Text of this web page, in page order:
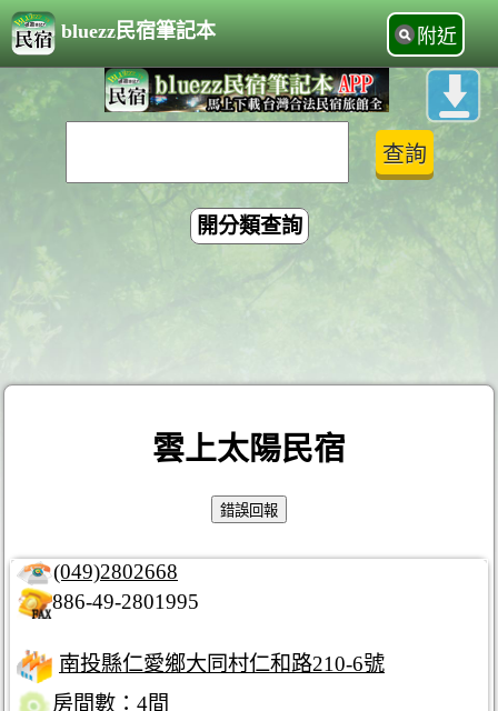
bluezz民宿筆記本 附近
開分類查詢
雲上太陽民宿
(049)2802668
886-49-2801995
南投縣仁愛鄉大同村仁和路210-6號
房間數：4間